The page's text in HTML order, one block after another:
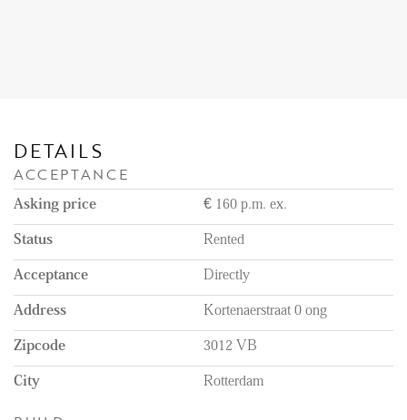
DETAILS
ACCEPTANCE
Asking price € 160 p.m. ex.
Status Rented
Acceptance Directly
Address Kortenaerstraat 0 ong
Zipcode 3012 VB
City Rotterdam
Den Haag
Hillegersberg
Rotterdam